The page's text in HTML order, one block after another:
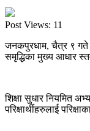
Post Views: 11
जनकपुरधाम, चैत्र ९ गते
समृद्धिका मुख्य आधार
शिक्षा सुधार नियमित
परिक्षार्थीहरुलाई